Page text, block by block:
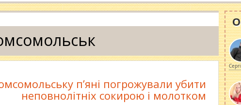
п’яні погрожували убити
неповнолітніх сокирою і молотком